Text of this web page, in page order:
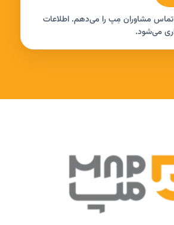
تماس مشاوران مِپ را می‌دهم. اطلاعات
می‌شود.